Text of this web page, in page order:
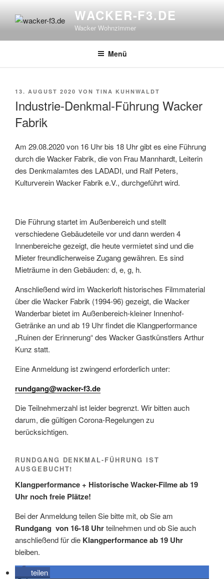
Inhalt
WACKER-F3.DE
Wacker Wohnzimmer
Menü
VERÖFFENTLICHT
13. AUGUST 2020 VON TINA KUHNWALDT
Industrie-Denkmal-Führung Wacker
Fabrik
Am 29.08.2020 von 16 Uhr bis 18 Uhr gibt es eine Führung
durch die Wacker Fabrik, die von Frau Mannhardt, Leiterin
des Denkmalamtes des LADADI, und Ralf Peters,
Kulturverein Wacker Fabrik e.V., durchgeführt wird.
Die Führung startet im Außenbereich und stellt
verschiedene Gebäudeteile vor und dann werden 4
Innenbereiche gezeigt, die heute vermietet sind und die
Mieter freundlicherweise Zugang gewähren. Es sind
Mieträume in den Gebäuden: d, e, g, h.
Anschließend wird im Wackerloft historisches Filmmaterial
über die Wacker Fabrik (1994-96) gezeigt, die Wacker
Wanderbar bietet im Außenbereich-kleiner Innenhof-
Getränke an und ab 19 Uhr findet die Klangperformance
„Ruinen der Erinnerung“ des Wacker Gastkünstlers Arthur
Kunz statt.
Eine Anmeldung ist zwingend erforderlich unter:
rundgang@wacker-f3.de
Die Teilnehmerzahl ist leider begrenzt. Wir bitten auch
darum, die gültigen Corona-Regelungen zu
berücksichtigen.
RUNDGANG DENKMAL-FÜHRUNG IST
AUSGEBUCHT!
Klangperformance + Historische Wacker-Filme ab 19
Uhr noch freie Plätze!
Bei der Anmeldung teilen Sie bitte mit, ob Sie am
Rundgang von 16-18 Uhrteilnehmen und ob Sie auch
anschließend für die Klangperformance ab 19 Uhr
bleiben.
teilen